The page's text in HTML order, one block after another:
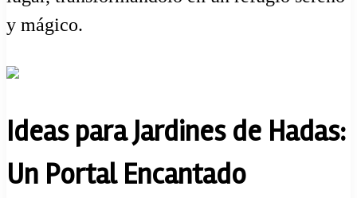
y mágico.
Ideas para Jardines de Hadas:
Un Portal Encantado